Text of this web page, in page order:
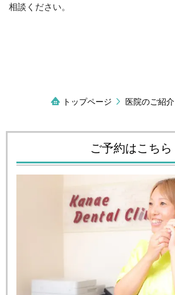
相談ください。
トップページ 医院のご紹介
ご予約はこちら